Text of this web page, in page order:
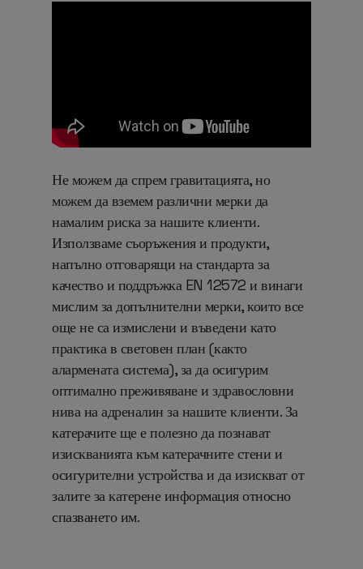
Не можем даспрем гравитацията, но
можем да вземем различни мерки да
намалим риска за нашите клиенти.
Използваме съоръжения и продукти,
напълно отговарящи настандарта за
качество и поддръжка EN 12572 и винаги
мислим за допълнителни мерки, които все
още не са измислени и въведени като
практика в световен план (както
алармената система), за да осигурим
оптимално преживяване и здравословни
нива на адреналин за нашите клиенти. За
катерачите ще е полезно да познават
изискванията към катерачните стени и
осигурителни устройства и да изискват от
залите за катерене информация относно
спазването им.